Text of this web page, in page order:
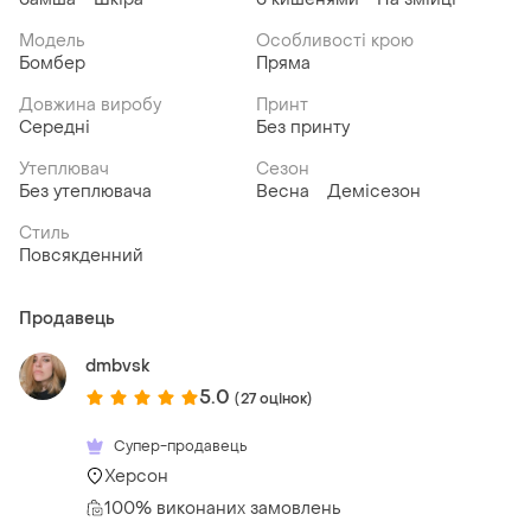
Модель
Бомбер
Особливості крою
Пряма
Довжина виробу
Середні
Принт
Без принту
Утеплювач
Без утеплювача
Сезон
Весна
Демісезон
Стиль
Повсякденний
Продавець
dmbvsk
5.0 (27 оцінок)
Супер-продавець
Херсон
100% виконаних замовлень